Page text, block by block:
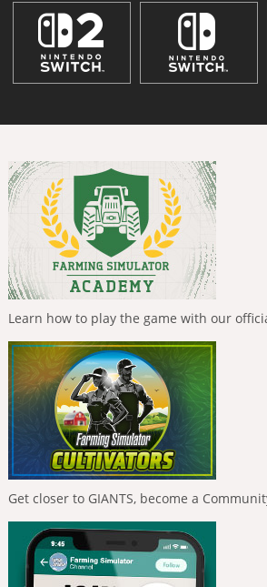
Learn how to play the game with our
Get closer to GIANTS, become a